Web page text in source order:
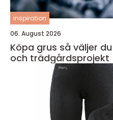
inspiration
06. August 2026
Köpa grus så väljer du rätt material till bygg-
och trädgårdsprojekt